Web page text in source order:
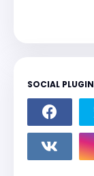
SOCIAL PLUGIN